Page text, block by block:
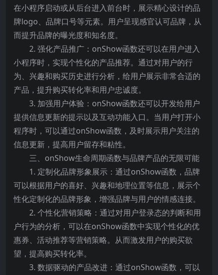
在小程序启动或从后台进入前台时，展示精心设计的品
牌logo、品牌口号等元素。用户呈现感官认可品牌，从
而提升品牌的曝光度和知名度。
2. 强化产品推广：onShow函数还可以在用户进入
小程序时，实现个性化的产品推荐。通过对用户的行
为、兴趣和购买历史进行分析，给用户展示非常合适的
产品，提升购买转化率和用户忠诚度。
3. 加强用户体验：onShow函数还可以开发给用户
提供信息更新的提示以及互动功能入口。当用户打开小
程序时，可以通过onShow函数，及时展示用户关注的
信息更新，提高用户留存和粘性。
三、onShow生命周期函数与品牌产品的无限可能
1. 定制化品牌形象展示：通过onShow函数，品牌
可以根据用户的喜好、兴趣和地理位置等信息，展示个
性化定制化的品牌形象，增强品牌与用户的情感连接。
2. 个性化营销策略：通过对用户登录态的判断和用
户行为的分析，可以在onShow函数中实现个性化的优
惠券、活动推荐等营销策略。从而激发用户的购买欲
望，提高购买转化率。
3. 数据驱动的产品改进：通过onShow函数，可以